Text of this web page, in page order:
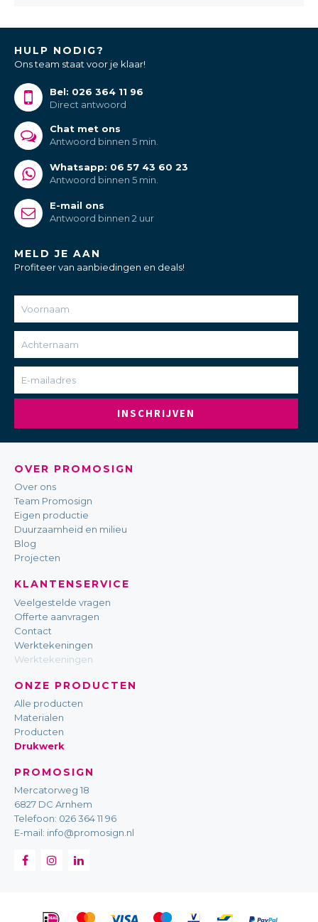
HULP NODIG?
Ons team staat voor je klaar!
Bel: 026 364 11 96
Direct antwoord
Chat met ons
Antwoord binnen 5 min.
Whatsapp: 06 57 43 60 23
Antwoord binnen 5 min.
E-mail ons
Antwoord binnen 2 uur
MELD JE AAN
Profiteer van aanbiedingen en deals!
INSCHRIJVEN
OVER PROMOSIGN
Over ons
Team Promosign
Eigen productie
Duurzaamheid en milieu
Blog
Projecten
KLANTENSERVICE
Veelgestelde vragen
Offerte aanvragen
Contact
Werktekeningen
Werktekeningen
ONZE PRODUCTEN
Alle producten
Materialen
Producten
Drukwerk
PROMOSIGN
Mercatorweg 18
6827 DC Arnhem
Telefoon: 026 364 11 96
E-mail: info@promosign.nl